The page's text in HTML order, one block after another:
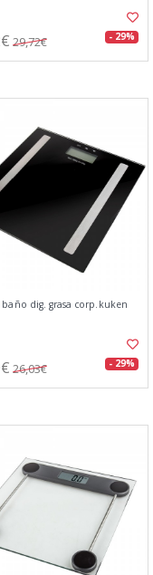
29,72€ - 29%
baño dig. grasa corp.kuken
26,03€ - 29%